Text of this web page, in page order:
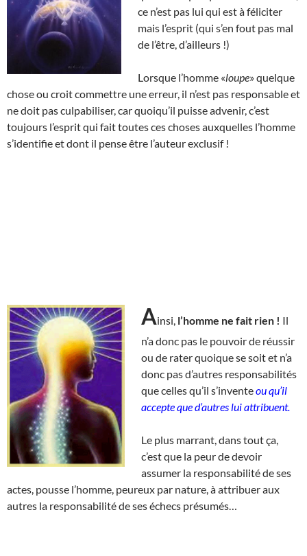
ce n’est pas lui qui est à féliciter
mais l’esprit (qui s’en fout pas mal
de l’être, d’ailleurs !)
Lorsque l’homme «loupe» quelque
chose ou croit commettre une erreur, il n’est pas responsable et
ne doit pas culpabiliser, car quoiqu’il puisse advenir, c’est
toujours l’esprit qui fait toutes ces choses auxquelles l’homme
s’identifie et dont il pense être l’auteur exclusif !
Ainsi, l’homme ne fait rien ! Il
n’a donc pas le pouvoir de réussir
ou de rater quoique se soit et n’a
donc pas d’autres responsabilités
que celles qu’il s’inventeou qu’il
accepte que d’autres lui attribuent.
Le plus marrant, dans tout ça,
c’est que la peur de devoir
assumer la responsabilité de ses
actes, pousse l’homme, peureux par nature, à attribuer aux
autres la responsabilité de ses échecs présumés…